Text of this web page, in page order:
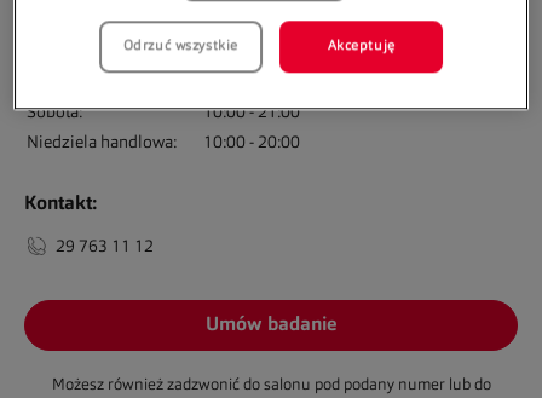
10:00
21:00
10:00
Sobota:
10:00
21:00
Niedziela handlowa:
10:00 20:00
Kontakt:
29 763 11 12
Umów badanie
Możesz również zadzwonić do salonu pod podany numer lub do
Odrzuć wszystkie Akceptuję